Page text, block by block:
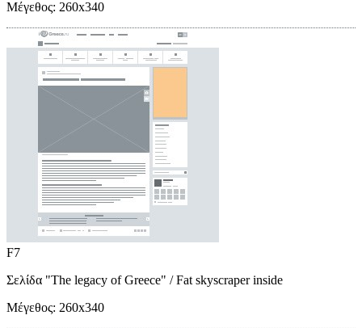
Μέγεθος: 260x340
F7
Σελίδα "The legacy of Greece" / Fat skyscraper inside
Μέγεθος: 260x340